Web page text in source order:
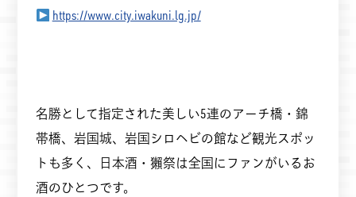
https://www.city.iwakuni.lg.jp/
名勝として指定された美しい5連のアーチ橋・錦
帯橋、岩国城、岩国シロヘビの館など観光スポッ
トも多く、日本酒・獺祭は全国にファンがいるお
酒のひとつです。